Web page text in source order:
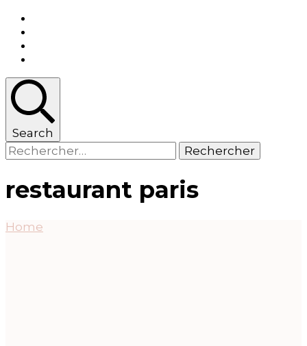
Search
Rechercher :
restaurant paris
Home